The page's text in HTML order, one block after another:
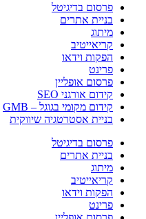
פרסום בדיגיטל
בניית אתרים
מיתוג
קריאייטיב
הפקות וידאו
פרינט
פרסום אופליין
קידום אורגני SEO
קידום מקומי בגוגל – GMB
בניית אסטרטגיה שיווקית
פרסום בדיגיטל
בניית אתרים
מיתוג
קריאייטיב
הפקות וידאו
פרינט